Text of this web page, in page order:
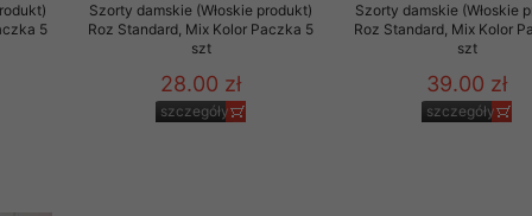
5
Szorty damskie (Włoskie produkt)
Roz Standard, Mix Kolor Paczka 5
szt
28.00 zł
szczegóły
Szorty damskie (Włoskie
Roz Standard, Mix Kolor
szt
39.00 zł
szczegóły
oraz usunięcia
zautomatyzowanemu
Twoich